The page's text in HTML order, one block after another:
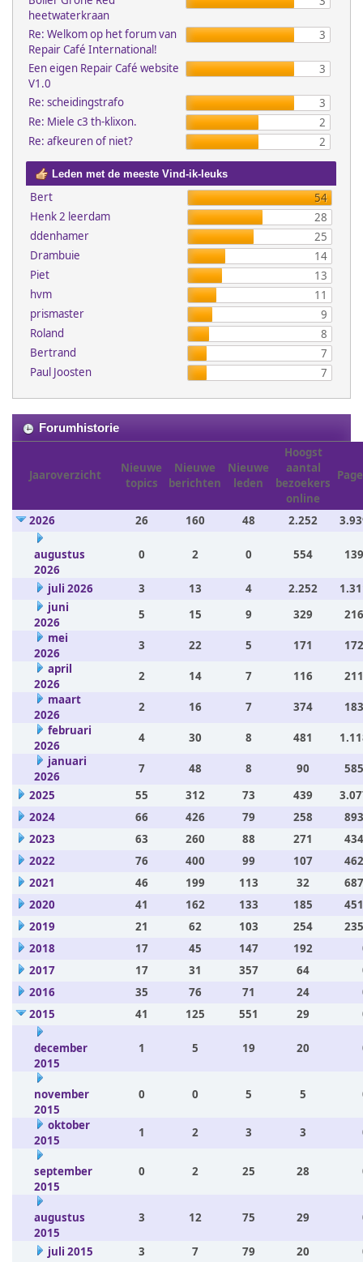
heetwaterkraan
Re: Welkom op het forum van
Repair Café International!
3
Een eigen Repair Café website
V1.0
3
Re: scheidingstrafo
3
Re: Miele c3 th-klixon.
2
Re: afkeuren of niet?
2
Leden met de meeste Vind-ik-leuks
Bert
54
Henk 2 leerdam
28
ddenhamer
25
Drambuie
14
Piet
13
hvm
11
prismaster
9
Roland
8
Bertrand
7
Paul Joosten
7
Forumhistorie
Jaaroverzicht
Nieuwe
topics
Nieuwe
berichten
Nieuwe
leden
Hoogst
aantal
bezoekers
online
2026 26 160 48 2.252
augustus
2026
0 2 0 554
juli 2026 3 13 4 2.252
juni
2026
5 15 9 329
mei
2026
3 22 5 171
april
2026
2 14 7 116
maart
2026
2 16 7 374
februari
2026
4 30 8 481
januari
2026
7 48 8 90
2025
55 312 73 439
2024
66 426 79 258
2023
63 260 88 271
2022
76 400 99 107
2021
46 199 113 32
2020
41 162 133 185
2019
21 62 103 254
2018
17 45 147 192
2017
17 31 357 64
2016
35 76 71 24
2015
41 125 551 29
december
2015
1 5 19 20
november
2015
0 0 5 5
oktober
2015
1 2 3 3
september
2015
0 2 25 28
augustus
2015
3 12 75 29
juli 2015 3 7 79 20